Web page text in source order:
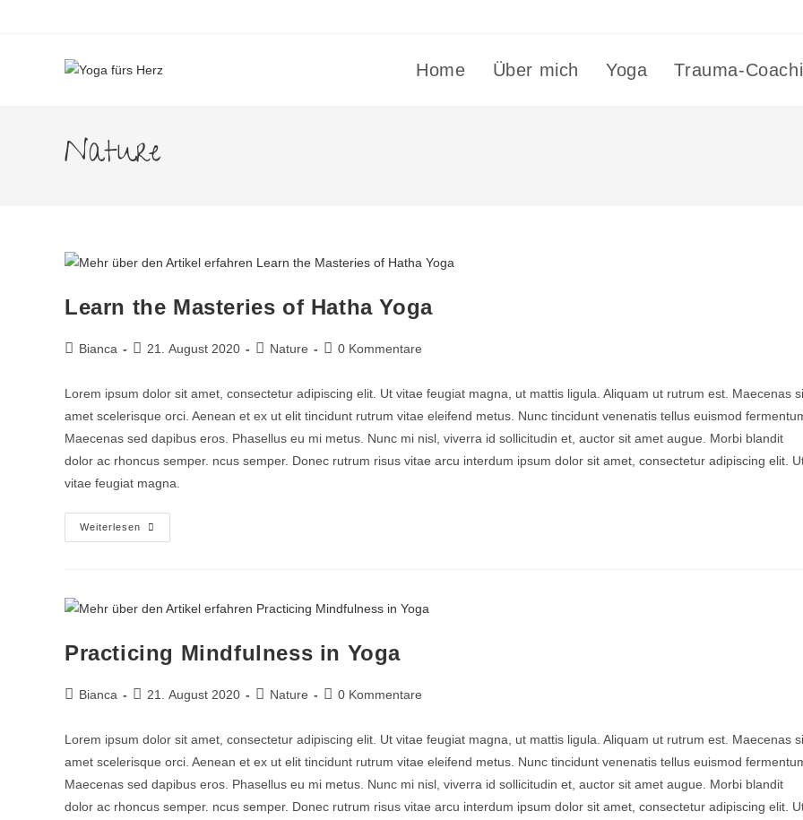
Home Über mich Yoga Trauma-
Nature
Learn the Masteries of Hatha Yoga
Bianca 21. August 2020 Nature 0 Kommentare
Lorem ipsum dolor sit amet, consectetur adipiscing elit. Ut vitae feugiat magna, ut mattis ligula. Aliquam ut rutrum est. Maecenas
amet scelerisque orci. Aenean et ex ut elit tincidunt rutrum vitae eleifend metus. Nunc tincidunt venenatis tellus euismod
Maecenas sed dapibus eros. Phasellus eu mi metus. Nunc mi nisl, viverra id sollicitudin et, auctor sit amet augue. Morbi blandit
dolor ac rhoncus semper. ncus semper. Donec rutrum risus vitae arcu interdum ipsum dolor sit amet, consectetur adipiscing elit.
vitae feugiat magna.
Weiterlesen
Practicing Mindfulness in Yoga
Bianca 21. August 2020 Nature 0 Kommentare
Lorem ipsum dolor sit amet, consectetur adipiscing elit. Ut vitae feugiat magna, ut mattis ligula. Aliquam ut rutrum est. Maecenas
amet scelerisque orci. Aenean et ex ut elit tincidunt rutrum vitae eleifend metus. Nunc tincidunt venenatis tellus euismod
Maecenas sed dapibus eros. Phasellus eu mi metus. Nunc mi nisl, viverra id sollicitudin et, auctor sit amet augue. Morbi blandit
dolor ac rhoncus semper. ncus semper. Donec rutrum risus vitae arcu interdum ipsum dolor sit amet, consectetur adipiscing elit.